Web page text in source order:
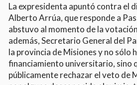
La expresidenta apuntó contra el
Alberto Arrúa, que responde a
abstuvo al momento de la
además, Secretario General del
la provincia de Misiones y no sólo
financiamiento universitario, sino
públicamente rechazar el veto de